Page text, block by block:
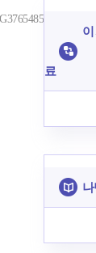
이
료
나